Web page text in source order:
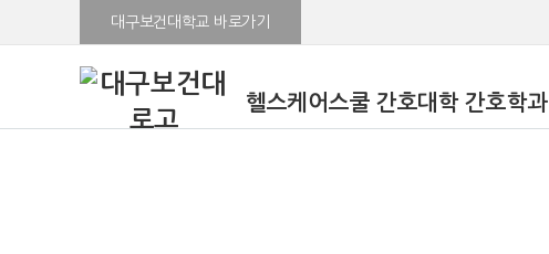
대구보건대학교 바로가기
헬스케어스쿨 간호대학 간호학과